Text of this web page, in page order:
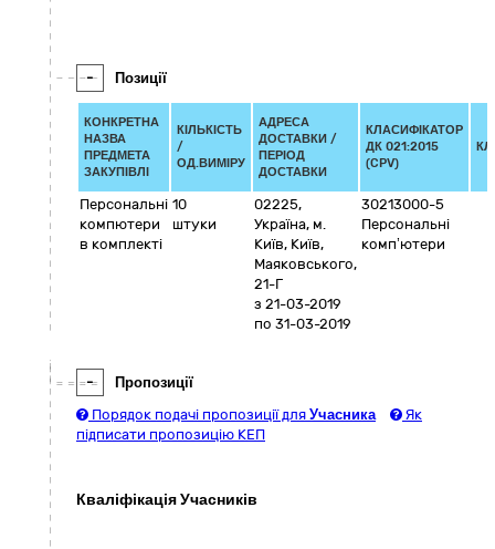
- Позиції
КОНКРЕТНА
НАЗВА
ПРЕДМЕТА
ЗАКУПІВЛІ
КІЛЬКІСТЬ
/
ОД.ВИМІРУ
АДРЕСА
ДОСТАВКИ /
ПЕРІОД
ДОСТАВКИ
КЛАСИФІКАТОР
ДК 021:2015
(CPV)
Персональні
компютери
в комплекті
10
штуки
02225,
Україна, м.
Київ, Київ,
Маяковського,
21-Г
з 21-03-2019
по 31-03-2019
30213000-5
Персональні
комп’ютери
-
Пропозиції
Порядок подачі пропозиції для Учасника
Як
підписати пропозицію КЕП
Кваліфікація Учасників